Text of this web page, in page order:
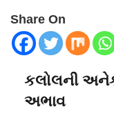
Share On
કલોલની અનેક
અભાવ